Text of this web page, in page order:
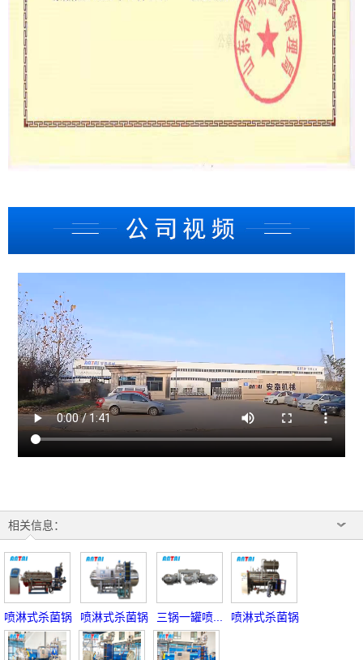
相关信息：
喷淋式杀菌锅 喷淋式杀菌锅 三锅一罐喷... 喷淋式杀菌锅